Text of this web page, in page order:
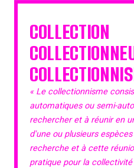
COLLECTION
« Le collectionnisme
automatiques ou semi-
rechercher et à réunir en
d'une ou plusieurs
recherche et à cette
pratique pour la